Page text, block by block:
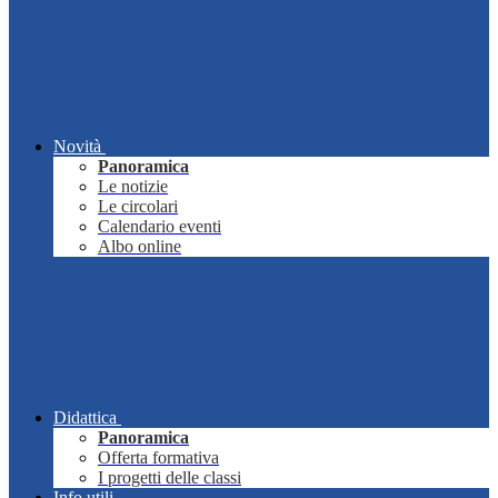
Novità
Panoramica
Le notizie
Le circolari
Calendario eventi
Albo online
Didattica
Panoramica
Offerta formativa
I progetti delle classi